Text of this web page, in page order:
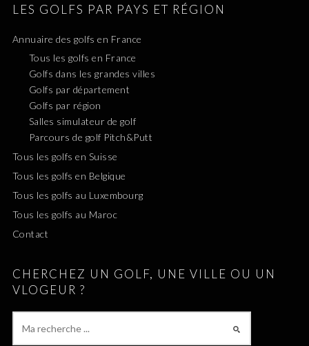
LES GOLFS PAR PAYS ET RÉGION
Annuaire des golfs en France
Tous les golfs en France
Golfs dans les grandes villes
Golfs par département
Golfs par région
Salles simulateur de golf
Parcours de golf Pitch&Putt
Tous les golfs en Suisse
Tous les golfs en Belgique
Tous les golfs au Luxembourg
Tous les golfs au Maroc
Contact
CHERCHEZ UN GOLF, UNE VILLE OU UN
VLOGEUR ?